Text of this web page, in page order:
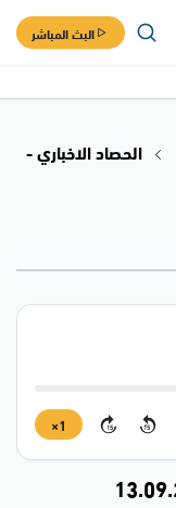
البث المباشر
الحصاد الاخباري -
15
15
1×